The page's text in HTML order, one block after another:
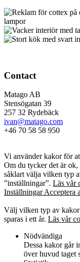
Contact
Matago AB
Stensögatan 39
257 32 Rydebäck
ivan@matago.com
+46 70 58 58 950
Vi använder kakor för
Om du tycker det är
såklart välja vilken typ
”inställningar”. Läs vår
InställningarAcceptera
Välj vilken typ av
sparas i ett år. Läs vår
Nödvändiga
Dessa kakor går
över huvud taget